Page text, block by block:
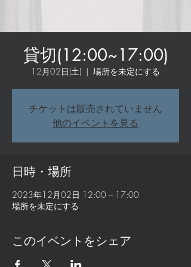
貸切(12:00~17:00)
12月02日(土)
  |
場所を未定にする
チケットは販売されていません
他のイベントを見る
日時・場所
2023年12月02日 12:00 – 17:00
場所を未定にする
このイベントをシェア